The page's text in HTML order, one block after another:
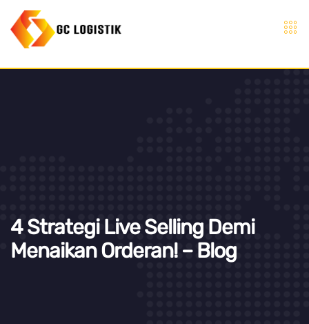
4 Strategi Live Selling Demi
Menaikan Orderan! – Blog